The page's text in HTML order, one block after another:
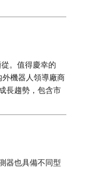
。值得慶幸的
機器人領導廠商
長趨勢，包含市
器也具備不同型